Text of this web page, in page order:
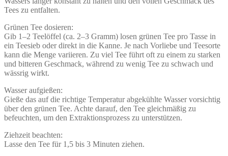
Tees zu entfalten.
Grünen Tee dosieren:
Gib 1–2 Teelöffel (ca. 2–3 Gramm) losen grünen Tee pro Tasse in
ein Teesieb oder direkt in die Kanne. Je nach Vorliebe und Teesorte
kann die Menge variieren. Zu viel Tee führt oft zu einem zu starken
und bitteren Geschmack, während zu wenig Tee zu schwach und
wässrig wirkt.
Wasser aufgießen:
Gieße das auf die richtige Temperatur abgekühlte Wasser vorsichtig
über den grünen Tee. Achte darauf, den Tee gleichmäßig zu
befeuchten, um den Extraktionsprozess zu unterstützen.
Ziehzeit beachten:
Lasse den Tee für 1,5 bis 3 Minuten ziehen.